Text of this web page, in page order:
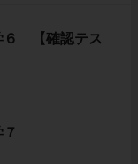
６ 【確認テス